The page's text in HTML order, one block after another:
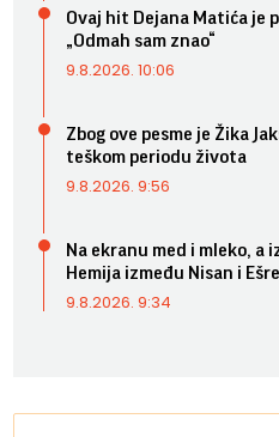
Ovaj hit Dejana Matića je
„Odmah sam znao“
9.8.2026. 10:06
Zbog ove pesme je Žika
teškom periodu života
9.8.2026. 9:56
Na ekranu med i mleko, a
Hemija između Nisan i
9.8.2026. 9:34